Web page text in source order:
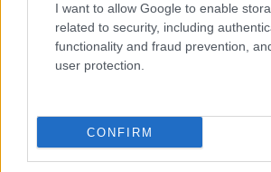
I want to allow Google to enable
related to security, including
functionality and fraud prevention,
user protection.
CONFIRM
V OTP banki opozarjajo na
zlorabe plačilnih kartic s
skimmingom
V torek ob
dajatvah
goriv
Na Koroško prihaja
avtomobilski spektakel:
večera